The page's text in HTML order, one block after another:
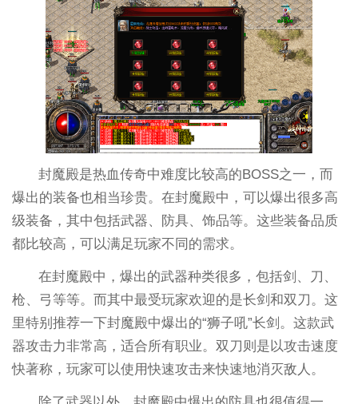
封魔殿是热血传奇中难度比较高的BOSS之一，而
爆出的装备也相当珍贵。在封魔殿中，可以爆出很多高
级装备，其中包括武器、防具、饰品等。这些装备品质
都比较高，可以满足玩家不同的需求。
在封魔殿中，爆出的武器种类很多，包括剑、刀、
枪、弓等等。而其中最受玩家欢迎的是长剑和双刀。这
里特别推荐一下封魔殿中爆出的“狮子吼”长剑。这款武
器攻击力非常高，适合所有职业。双刀则是以攻击速度
快著称，玩家可以使用快速攻击来快速地消灭敌人。